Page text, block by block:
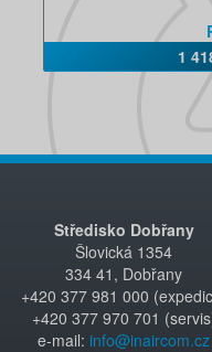
1
Středisko Dobřany
Šlovická 1354
334 41, Dobřany
+420 377 981 000
+420 377 970 701
e-mail: info@inaircom.cz